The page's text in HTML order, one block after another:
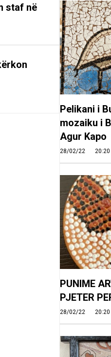
staf në
Pelikani i
mozaiku i
Agur Kapo
28/02/22 20:20
PUNIME
PJETER
28/02/22 20:20